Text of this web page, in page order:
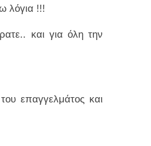
λόγια !!!
και για όλη την
επαγγελμάτος και